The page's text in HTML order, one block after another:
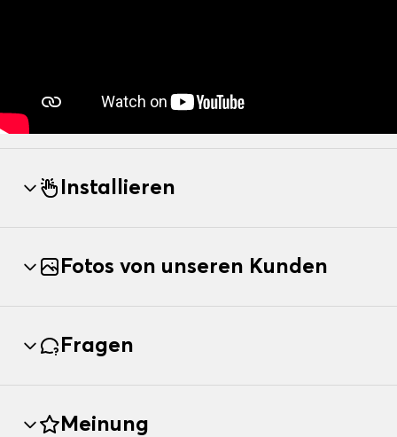
Installieren
Fotos von unseren Kunden
Fragen
Meinung